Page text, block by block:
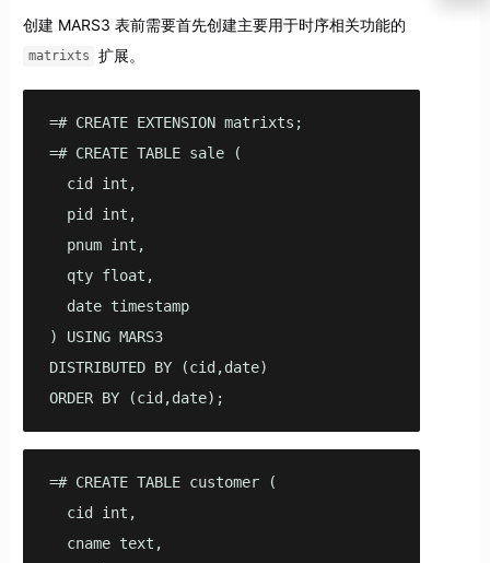
创建 MARS3 表前需要首先创建主要用于时序相关功能的
matrixts 扩展。
=# CREATE EXTENSION matrixts;
=# CREATE TABLE sale (
  cid int,
  pid int,
  pnum int,
  qty float,
  date timestamp
) USING MARS3
DISTRIBUTED BY (cid,date)
ORDER BY (cid,date);
=# CREATE TABLE customer (
  cid int,
  cname text,